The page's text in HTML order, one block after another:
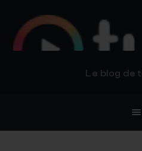
Le blog de